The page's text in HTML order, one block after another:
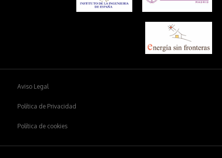
Aviso Legal
Política de Privacidad
Política de cookies